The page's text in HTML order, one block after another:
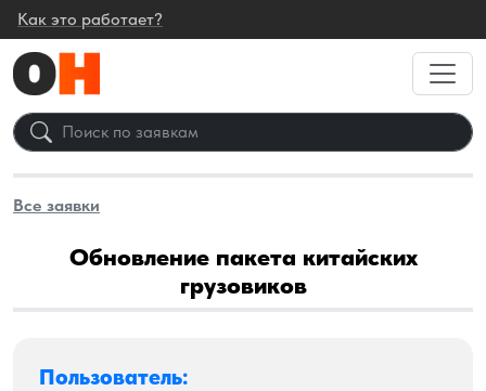
Как это работает?
Все заявки
Обновление пакета китайских
грузовиков
Пользователь: